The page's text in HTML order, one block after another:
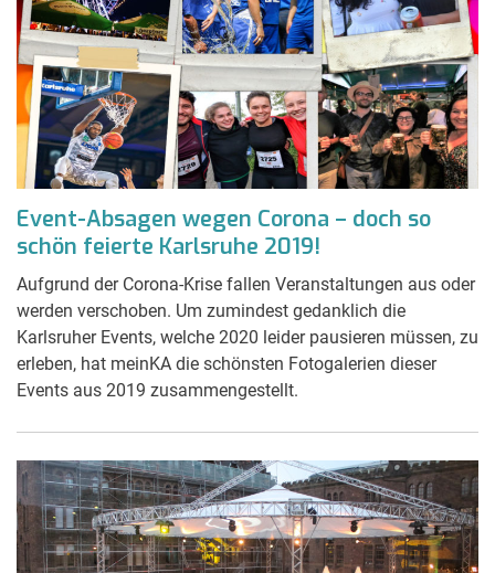
Event-Absagen wegen Corona – doch so
schön feierte Karlsruhe 2019!
Aufgrund der Corona-Krise fallen Veranstaltungen aus oder
werden verschoben. Um zumindest gedanklich die
Karlsruher Events, welche 2020 leider pausieren müssen, zu
erleben, hat meinKA die schönsten Fotogalerien dieser
Events aus 2019 zusammengestellt.